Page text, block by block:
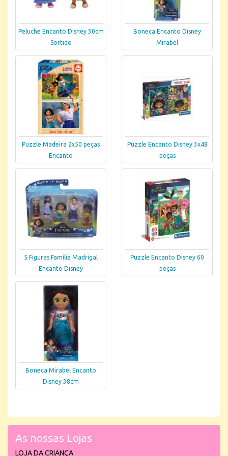
Peluche Encanto Disney 30cm
Sortido
Boneca Encanto Disney
Mirabel
Puzzle Madeira 2x50 peças
Encanto
Puzzle Encanto Disney 3x48
peças
5 Figuras Família Madrigal
Encanto Disney
Puzzle Encanto Disney 60
peças
Boneca Mirabel Encanto
Disney 38cm
As nossas Lojas
LOJA DA CRIANÇA